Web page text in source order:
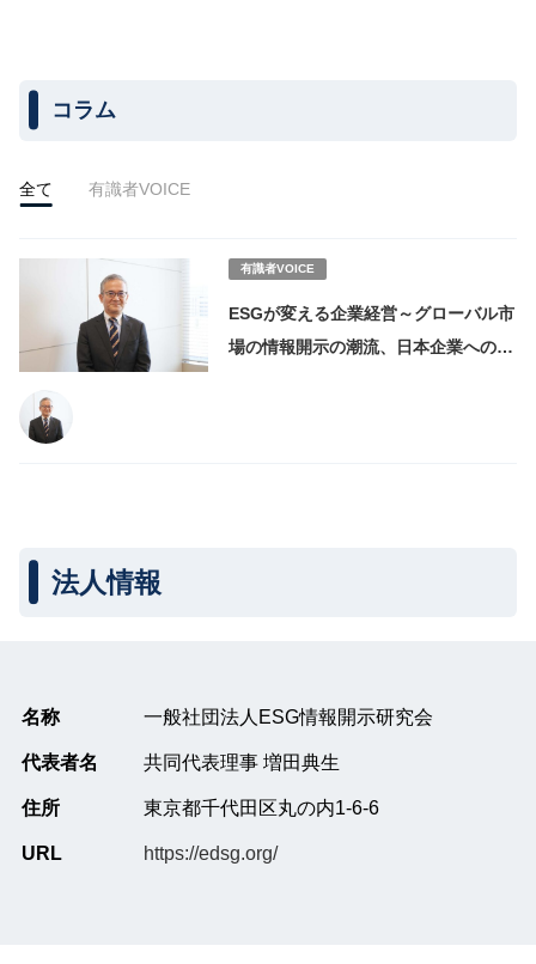
コラム
全て 有識者VOICE
有識者VOICE
ESGが変える企業経営～グローバル市
場の情報開示の潮流、日本企業への影
法人情報
名称 一般社団法人ESG情報開示研究会
代表者名 共同代表理事 増田典生
住所 東京都千代田区丸の内1-6-6
URL https://edsg.org/